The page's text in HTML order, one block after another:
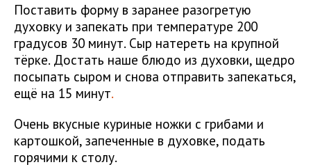
Поставить форму в заранее разогретую
духовку и запекать при температуре 200
градусов 30 минут. Сыр натереть на крупной
тёрке. Достать наше блюдо из духовки, щедро
посыпать сыром и снова отправить запекаться,
ещё на 15 минут.
Очень вкусные куриные ножки с грибами и
картошкой, запеченные в духовке, подать
горячими к столу.